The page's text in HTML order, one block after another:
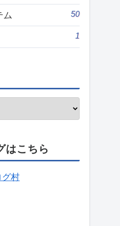
ム 50
1
はこちら
グ村